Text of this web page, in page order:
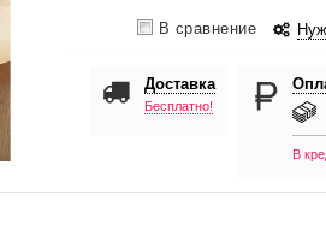
В сравнение
Доставка
Бесплатно!
В